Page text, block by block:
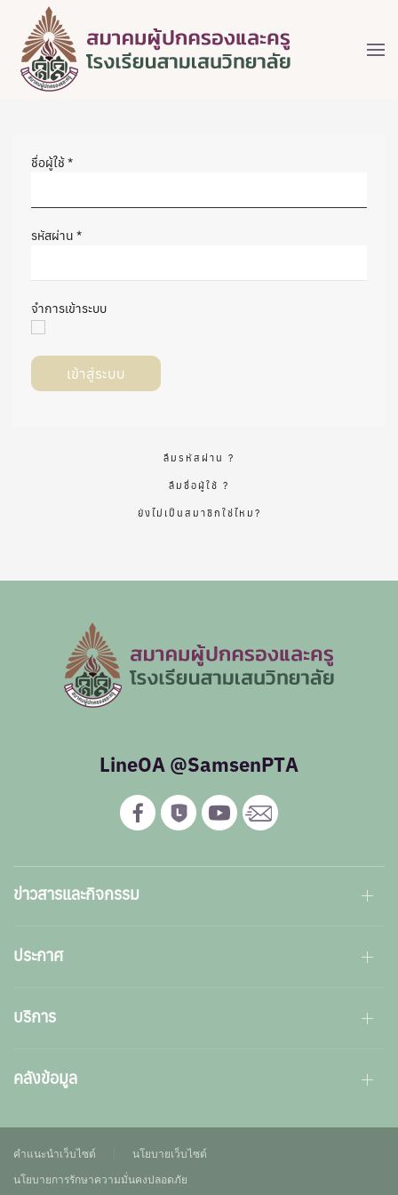
ชื่อผู้ใช้*
รหัสผ่าน *
จำการเข้าระบบ
เข้าสู่ระบบ
ลืมรหัสผ่าน ?
ลืมชื่อผู้ใช้ ?
ยังไม่เป็นสมาชิกใช่ไหม?
LineOA @SamsenPTA
ข่าวสารและกิจกรรม
ประกาศ
บริการ
คลังข้อมูล
คำแนะนำเว็บไซต์
นโยบายเว็บไซต์
นโยบายการรักษาความมั่นคงปลอดภัย